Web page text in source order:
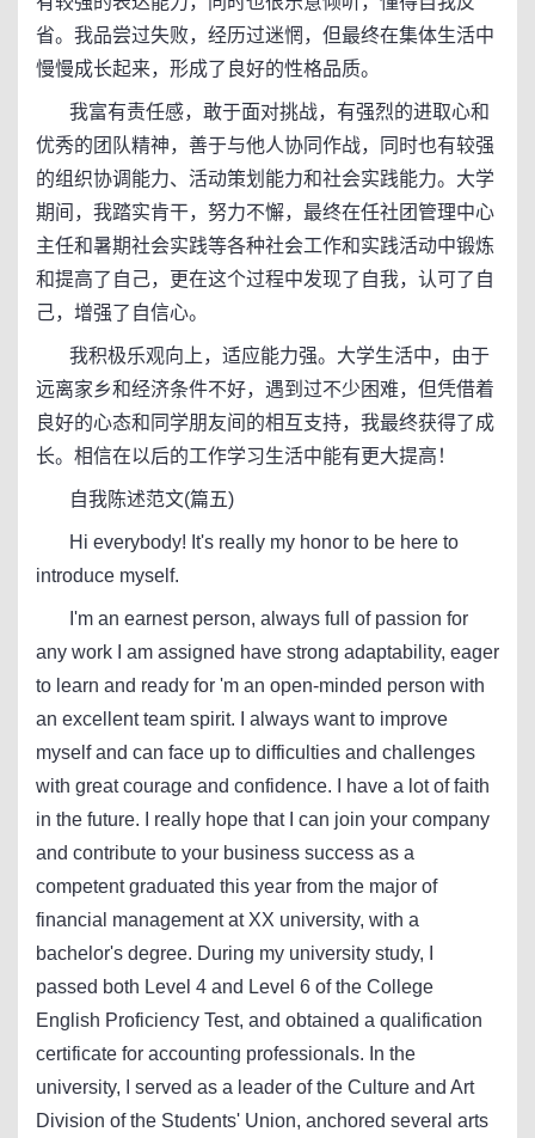
省。我品尝过失败，经历过迷惘，但最终在集体生活中
慢慢成长起来，形成了良好的性格品质。
我富有责任感，敢于面对挑战，有强烈的进取心和
优秀的团队精神，善于与他人协同作战，同时也有较强
的组织协调能力、活动策划能力和社会实践能力。大学
期间，我踏实肯干，努力不懈，最终在任社团管理中心
主任和暑期社会实践等各种社会工作和实践活动中锻炼
和提高了自己，更在这个过程中发现了自我，认可了自
己，增强了自信心。
我积极乐观向上，适应能力强。大学生活中，由于
远离家乡和经济条件不好，遇到过不少困难，但凭借着
良好的心态和同学朋友间的相互支持，我最终获得了成
长。相信在以后的工作学习生活中能有更大提高！
自我陈述范文(篇五)
Hi everybody! It's really my honor to be here to
introduce myself.
I'm an earnest person, always full of passion for
any work I am assigned have strong adaptability, eager
to learn and ready for 'm an open-minded person with
an excellent team spirit. I always want to improve
myself and can face up to difficulties and challenges
with great courage and confidence. I have a lot of faith
in the future. I really hope that I can join your company
and contribute to your business success as a
competent graduated this year from the major of
financial management at XX university, with a
bachelor's degree. During my university study, I
passed both Level 4 and Level 6 of the College
English Proficiency Test, and obtained a qualification
certificate for accounting professionals. In the
university, I served as a leader of the Culture and Art
Division of the Students' Union, anchored several arts